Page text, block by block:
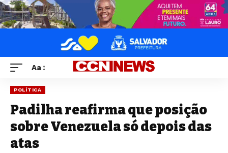
Aa
POLÍTICA
Padilha reafirma que posição
sobre Venezuela só depois das
atas